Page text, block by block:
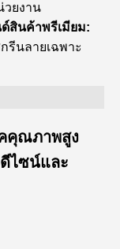
วยงาน
สินค้าพรีเมียม:
รีนลายเฉพาะ
คุณภาพสูง
ดีไซน์และ